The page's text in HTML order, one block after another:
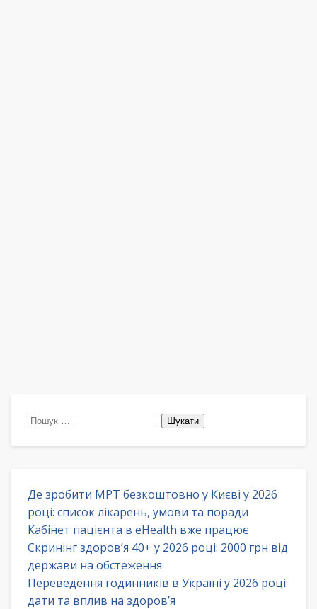
Пошук:
Де зробити МРТ безкоштовно у Києві у 2026
році: список лікарень, умови та поради
Кабінет пацієнта в eHealth вже працює
Скринінг здоров’я 40+ у 2026 році: 2000 грн від
держави на обстеження
Переведення годинників в Україні у 2026 році:
дати та вплив на здоров’я